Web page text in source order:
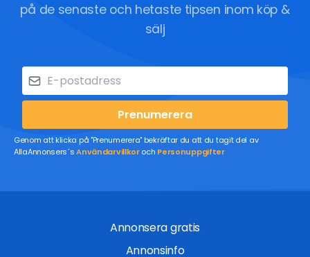
på de senaste och hetaste tipsen inom köp &
sälj
Prenumerera
Genom att klicka på "Prenumerera" bekräftar du att du tagit del av
AllaAnnonsers´sAnvändarvillkoroch Personuppgifter
Annonsera gratis
Annonsinfo